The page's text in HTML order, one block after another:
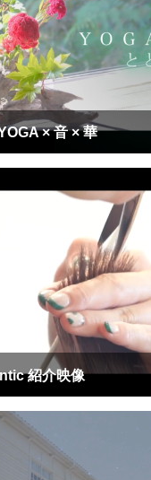
× 音 × 華
紹介映像